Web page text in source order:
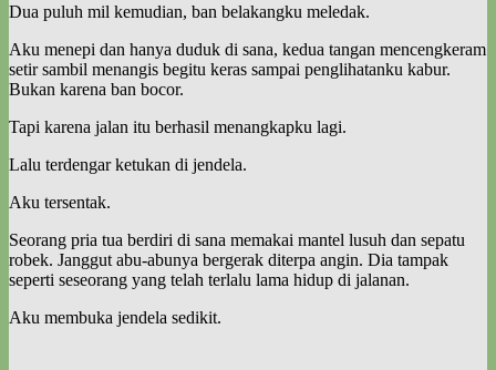
Dua puluh mil kemudian, ban belakangku meledak.
Aku menepi dan hanya duduk di sana, kedua tangan mencengkeram
setir sambil menangis begitu keras sampai penglihatanku kabur.
Bukan karena ban bocor.
Tapi karena jalan itu berhasil menangkapku lagi.
Lalu terdengar ketukan di jendela.
Aku tersentak.
Seorang pria tua berdiri di sana memakai mantel lusuh dan sepatu
robek. Janggut abu-abunya bergerak diterpa angin. Dia tampak
seperti seseorang yang telah terlalu lama hidup di jalanan.
Aku membuka jendela sedikit.